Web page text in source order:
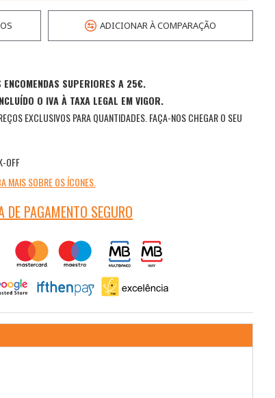
ADICIONAR À COMPARAÇÃO
SUPERIORES A 25€.
O IVA À TAXA LEGAL EM VIGOR.
EXCLUSIVOS PARA QUANTIDADES. FAÇA-NOS CHEGAR O SEU
OFF
MAIS SOBRE OS ÍCONES.
DE PAGAMENTO SEGURO